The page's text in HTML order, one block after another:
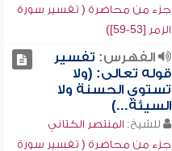
جزء من محاضرة ( تفسير سورة
الزمر [53-59])
الفهرس: تفسير
قوله تعالى: (ولا
تستوي الحسنة ولا
السيئة...)
للشيخ: المنتصر الكتاني
جزء من محاضرة ( تفسير سورة